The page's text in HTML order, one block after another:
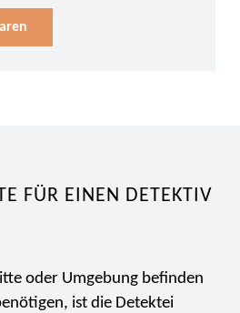
FÜR EINEN DETEKTIV
oder Umgebung befinden
ist die Detektei